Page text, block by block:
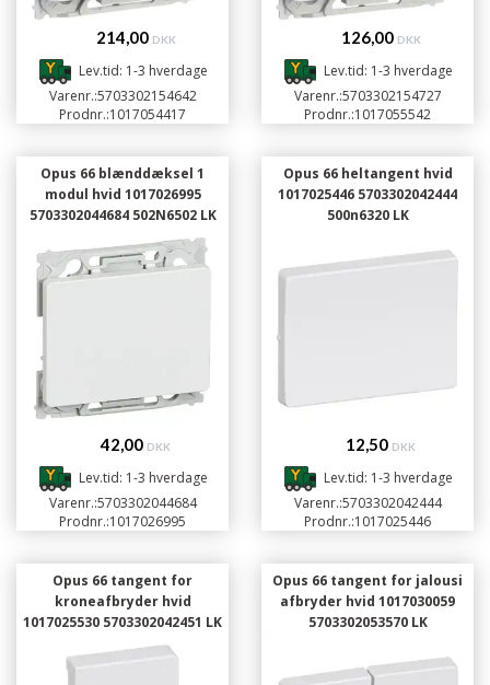
214,00 DKK
Lev.tid: 1-3 hverdage
Varenr.:5703302154642
Prodnr.:1017054417
126,00 DKK
Lev.tid: 1-3 hverdage
Varenr.:5703302154727
Prodnr.:1017055542
Opus 66 blænddæksel 1
modul hvid 1017026995
5703302044684 502N6502 LK
42,00 DKK
Lev.tid: 1-3 hverdage
Varenr.:5703302044684
Prodnr.:1017026995
Opus 66 heltangent hvid
1017025446 5703302042444
500n6320 LK
12,50 DKK
Lev.tid: 1-3 hverdage
Varenr.:5703302042444
Prodnr.:1017025446
Opus 66 tangent for
kroneafbryder hvid
1017025530 5703302042451 LK
Opus 66 tangent for jalousi
afbryder hvid 1017030059
5703302053570 LK